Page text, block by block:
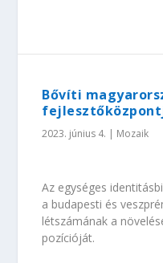
Bővíti
2023. június 4. | Mozaik
Az egységes
a budapesti és
létszámának a
pozícióját.